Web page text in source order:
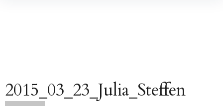
2015_03_23_Julia_Steffen